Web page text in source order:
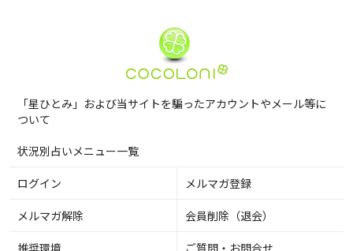
「星ひとみ」および当サイトを騙ったアカウントやメール等に
ついて
状況別占いメニュー一覧
ログイン メルマガ登録
メルマガ解除 会員削除（退会）